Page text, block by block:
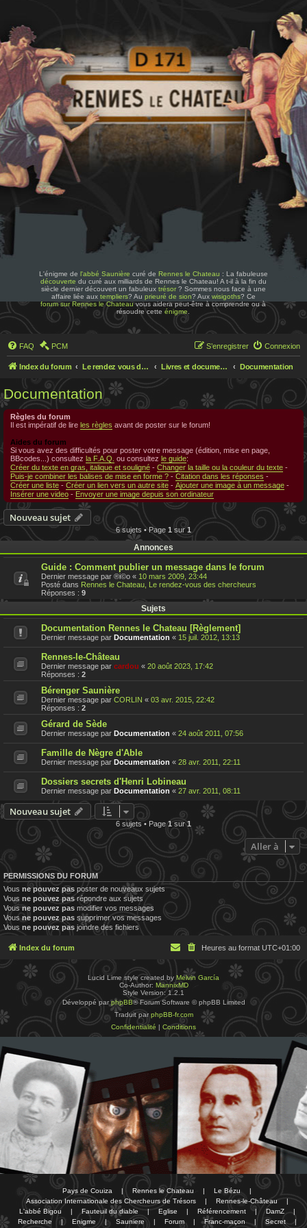
L'énigme de l'abbé Saunière curé de Rennes le Chateau : La fabuleuse
découverte du curé aux milliards de Rennes le Chateau! A t-il à la fin du
siècle dernier découvert un fabuleux trésor? Sommes nous face à une
affaire liée aux templiers? Au prieuré de sion? Aux wisigoths? Ce
forum sur Rennes le Chateauvous aidera peut-être à comprendre ou à
résoudre cetteénigme
FAQ PCM Connexion
S’enregistrer
Index du forum Le rendez vous des chercheurs Livres et documentations sur Rennes le Chateau Documentation
Documentation
Règles du forum
Il est impératif de lire les règles avant de poster sur le forum!
Aides du forum
Si vous avez des difficultés pour poster votre message (édition, mise en page,
BBcodes...) consultez la F.A.Q. ou consultez le guide:
Créer du texte en gras, italique et souligné - Changer la taille ou la couleur du texte -
Puis-je combiner les balises de mise en forme ? - Citation dans les réponses -
Créer une liste - Créer un lien vers un autre site - Ajouter une image à un message -
Insérer une video - Envoyer une image depuis son ordinateur
Nouveau sujet
6 sujets • Page 1 sur1
Annonces
Guide : Comment publier un message dans le forum
Dernier message par ®i©o « 10 mars 2009, 23:44
Posté dans Rennes le Chateau, Le rendez-vous des chercheurs
Réponses : 9
Sujets
Documentation Rennes le Chateau [Règlement]
Dernier message par Documentation « 15 juil. 2012, 13:13
Rennes-le-Château
Dernier message par cardou « 20 août 2023, 17:42
Réponses : 2
Bérenger Saunière
Dernier message par CORLIN « 03 avr. 2015, 22:42
Réponses : 2
Gérard de Sède
Dernier message par Documentation « 24 août 2011, 07:56
Famille de Nègre d'Able
Dernier message par Documentation « 28 avr. 2011, 22:11
Dossiers secrets d'Henri Lobineau
Dernier message par Documentation « 27 avr. 2011, 08:11
Nouveau sujet
6 sujets • Page1sur1
Aller à
PERMISSIONS DU FORUM
Vous ne pouvez pas poster de nouveaux sujets
Vous ne pouvez pasrépondre aux sujets
Vousne pouvez pas modifier vos messages
Vousne pouvez pas supprimer vos messages
Vous ne pouvez pas joindre des fichiers
Index du forum Heures au format UTC+01:00
Lucid Lime style created by Melvin García
Co-Author: MannixMD
Style Version: 1.2.1
Développé parphpBB® Forum Software © phpBB Limited
Traduit parphpBB-fr.com
Confidentialité | Conditions
Pays de Couiza | Rennes le Chateau | Le Bézu
|
Association Internationale des Chercheurs de Trésors
| Rennes-le-Château
|
L'abbé Bigou
| Fauteuil du diable | Eglise | Référencement | DamZ
|
Recherche
| Enigme | Sauniere | Forum | Franc-maçon | Secret |